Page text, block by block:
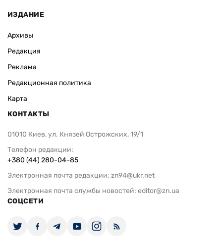
ИЗДАНИЕ
Архивы
Редакция
Реклама
Редакционная политика
Карта
КОНТАКТЫ
01010 Киев, ул. Князей Острожских, 19/1
Телефон редакции:
+380 (44) 280-04-85
Электронная почта редакции: zn94@ukr.net
Электронная почта службы новостей: editor@zn.ua
СОЦСЕТИ